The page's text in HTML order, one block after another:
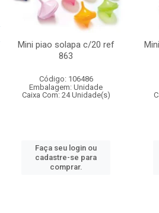
Mini piao solapa c/20 ref
863
Código: 106486
Embalagem: Unidade
Caixa Com: 24 Unidade(s)
Faça seu login ou
cadastre-se para
comprar.